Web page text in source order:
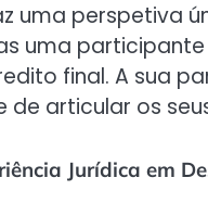
uma perspetiva
uma
final. A sua
articular os
Jurídica em